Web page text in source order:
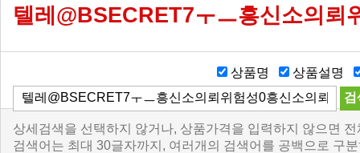
텔레@BSECRET7ㅜㅡ흥신소의뢰
상품명 상품설명
상세검색을 선택하지 않거나, 상품가격을 입력하지 않으면
검색어는 최대 30글자까지, 여러개의 검색어를 공백으로 구